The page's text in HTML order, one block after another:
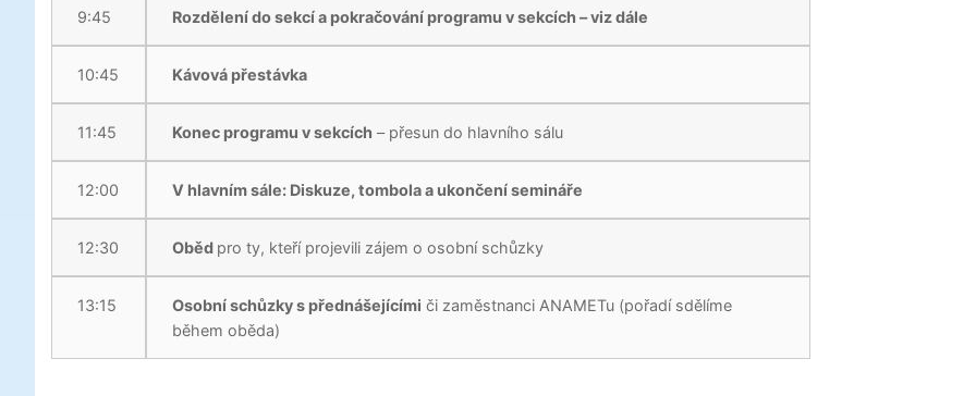
9:45 Rozdělení do sekcí a pokračování programu v sekcích – viz dále
10:45 Kávová přestávka
11:45 Konec programu v sekcích – přesun do hlavního sálu
12:00 V hlavním sále: Diskuze, tombola a ukončení semináře
12:30 Oběd pro ty, kteří projevili zájem o osobní schůzky
13:15 Osobní schůzky s přednášejícími či zaměstnanci ANAMETu (pořadí sdělíme
během oběda)